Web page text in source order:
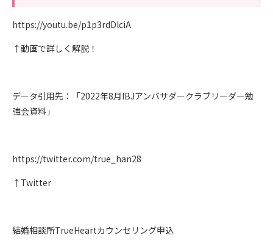
https://youtu.be/p1p3rdDlciA
↑動画で詳しく解説！
データ引用先：「2022年8月IBJアンバサダークラブリーダー勉
強会資料」
https://twitter.com/true_han28
↑Twitter
結婚相談所TrueHeartカウンセリング申込